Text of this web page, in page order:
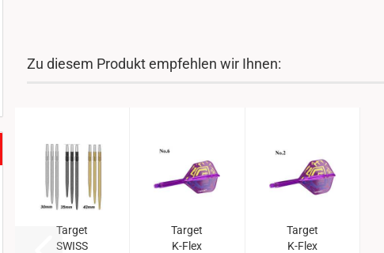
Zu diesem Produkt empfehlen wir Ihnen:
Target
SWISS
Target
K-Flex
Target
K-Flex